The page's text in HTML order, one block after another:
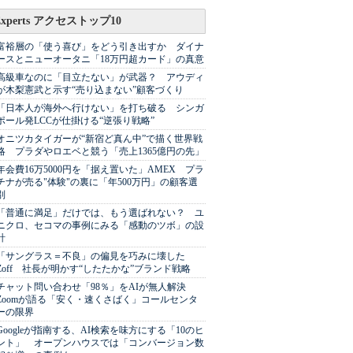
アクセストップ10
裕層の「使う喜び」をどう引き出すか ダイナ
スとニューオータニ「18万円超カード」の真意
級車なのに「目立たない」が武器？ アウディ
木梨憲武と示す“売り込まない”顧客づくり
日本人が海外へ行けない」を打ち破る シンガ
ール発LCCが仕掛ける“逆張り戦略”
ニツカタイガーが“新宿ど真ん中”で描く世界戦
プラダやロエベと競う「売上1365億円の先」
会費16万5000円を「据え置いた」AMEX プラ
ナが売る"体験"の裏に「年500万円」の顧客選
普通に満足」だけでは、もう選ばれない？ ユ
クロ、セコマの事例にみる「感動のツボ」の設
サングラス＝不良」の偏見を巧みに壊した
社長が明かす“したたかな”ブランド戦略
ャット問い合わせ「98％」をAIが無人解決
が語る「安く・速くさばく」コールセンタ
の限界
が指南する、AI検索を味方にする「10のヒ
ト」 オープンハウスでは「コンバージョン数